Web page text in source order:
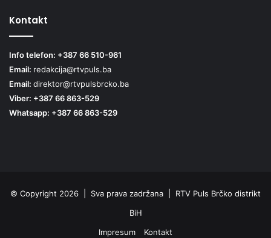
Kontakt
Info telefon: +387 66 510-961
Email: redakcija@rtvpuls.ba
Email: direktor@rtvpulsbrcko.ba
Viber: +387 66 863-529
Whatsapp: +387 66 863-529
© Copyright 2026 | Sva prava zadržana | RTV Puls Brčko distrikt
BiH
Impresum
Kontakt